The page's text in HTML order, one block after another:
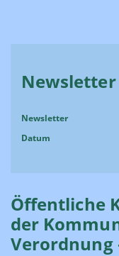
Newsletter
Newsletter
Datum
Öffentliche
der
Verordnung